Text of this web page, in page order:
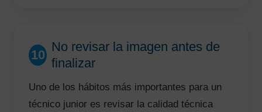
10
No revisar la imagen antes de
finalizar
Uno de los hábitos más importantes para un
técnico junior es revisar la calidad técnica